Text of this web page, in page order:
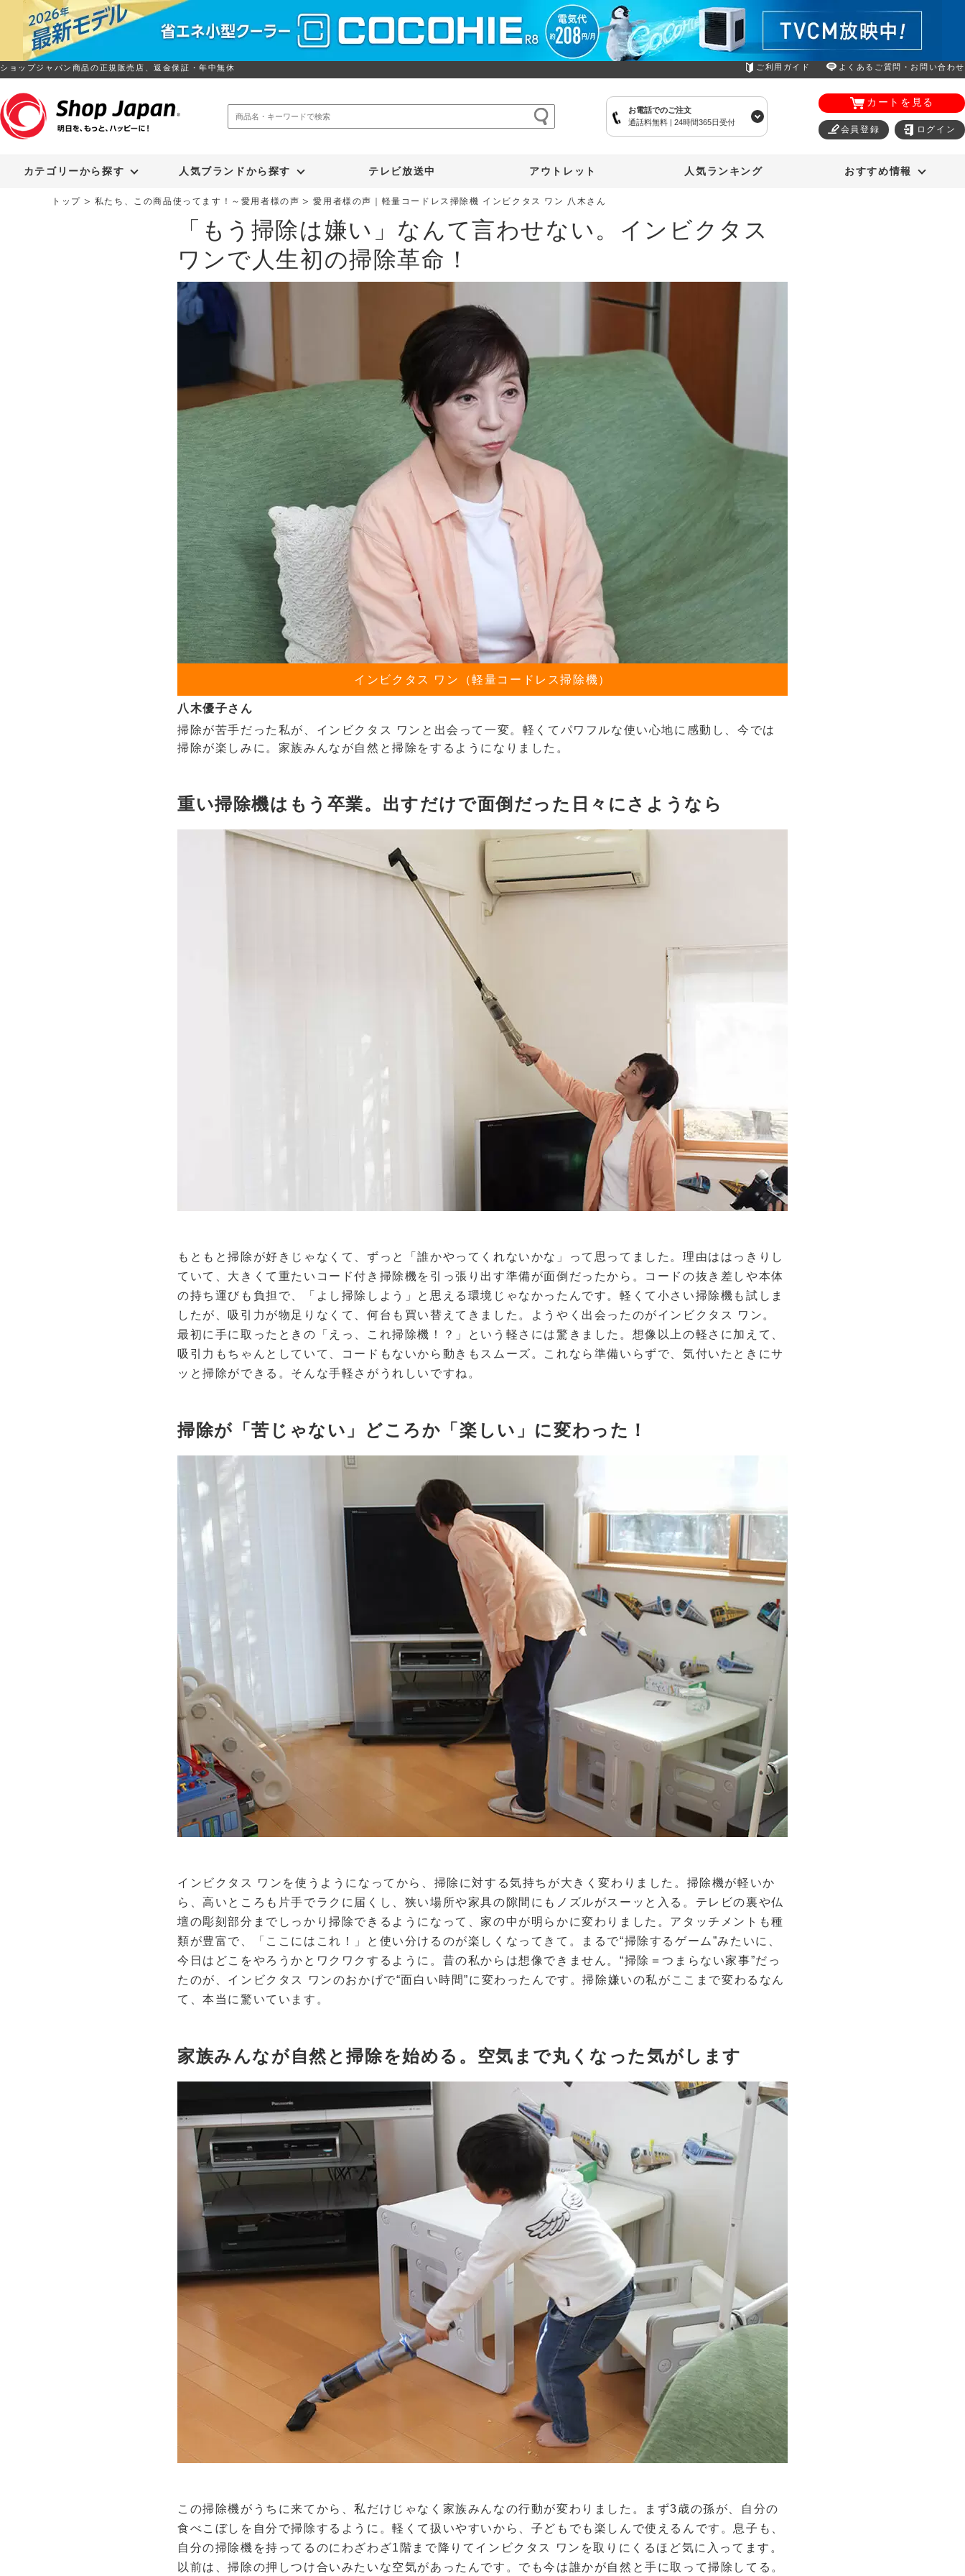
ショップジャパン商品の正規販売店、返金保証・年中無休 ご利用ガイド よくあるご質問・お問い合わせ
お電話でのご注文
通話料無料 | 24時間365日受付
カートを見る
会員登録 ログイン
カテゴリーから探す 人気ブランドから探す テレビ放送中 アウトレット 人気ランキング おすすめ情報
トップ 私たち、この商品使ってます！～愛用者様の声 愛用者様の声｜軽量コードレス掃除機 インビクタス ワン 八木さん
「もう掃除は嫌い」なんて言わせない。インビクタス
ワンで人生初の掃除革命！
インビクタス ワン（軽量コードレス掃除機）
八木優子さん
掃除が苦手だった私が、インビクタス ワンと出会って一変。軽くてパワフルな使い心地に感動し、今では
掃除が楽しみに。家族みんなが自然と掃除をするようになりました。
重い掃除機はもう卒業。出すだけで面倒だった日々にさようなら
もともと掃除が好きじゃなくて、ずっと「誰かやってくれないかな」って思ってました。理由ははっきりし
ていて、大きくて重たいコード付き掃除機を引っ張り出す準備が面倒だったから。コードの抜き差しや本体
の持ち運びも負担で、「よし掃除しよう」と思える環境じゃなかったんです。軽くて小さい掃除機も試しま
したが、吸引力が物足りなくて、何台も買い替えてきました。ようやく出会ったのがインビクタス ワン。
最初に手に取ったときの「えっ、これ掃除機！？」という軽さには驚きました。想像以上の軽さに加えて、
吸引力もちゃんとしていて、コードもないから動きもスムーズ。これなら準備いらずで、気付いたときにサ
ッと掃除ができる。そんな手軽さがうれしいですね。
掃除が「苦じゃない」どころか「楽しい」に変わった！
インビクタス ワンを使うようになってから、掃除に対する気持ちが大きく変わりました。掃除機が軽いか
ら、高いところも片手でラクに届くし、狭い場所や家具の隙間にもノズルがスーッと入る。テレビの裏や仏
壇の彫刻部分までしっかり掃除できるようになって、家の中が明らかに変わりました。アタッチメントも種
類が豊富で、「ここにはこれ！」と使い分けるのが楽しくなってきて。まるで“掃除するゲーム”みたいに、
今日はどこをやろうかとワクワクするように。昔の私からは想像できません。“掃除＝つまらない家事”だっ
たのが、インビクタス ワンのおかげで“面白い時間”に変わったんです。掃除嫌いの私がここまで変わるなん
て、本当に驚いています。
家族みんなが自然と掃除を始める。空気まで丸くなった気がします
この掃除機がうちに来てから、私だけじゃなく家族みんなの行動が変わりました。まず3歳の孫が、自分の
食べこぼしを自分で掃除するように。軽くて扱いやすいから、子どもでも楽しんで使えるんです。息子も、
自分の掃除機を持ってるのにわざわざ1階まで降りてインビクタス ワンを取りにくるほど気に入ってます。
以前は、掃除の押しつけ合いみたいな空気があったんです。でも今は誰かが自然と手に取って掃除してる。